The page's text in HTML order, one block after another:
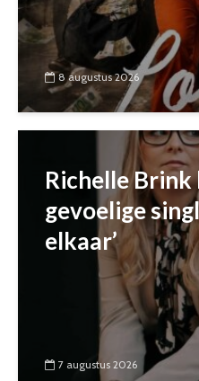
8 augustus 2026
Richelle
gevoelige
elkaar’
7 augustus 2026